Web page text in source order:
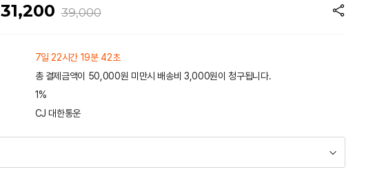
31,200 39,000
7일 22시간 19분 42초
총 결제금액이 50,000원 미만시 배송비 3,000원이 청구됩니다.
1%
CJ 대한통운